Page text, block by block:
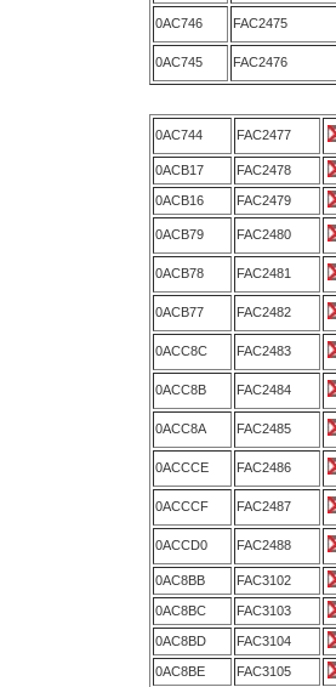
0AC746 FAC2475
0AC745 FAC2476
0AC744 FAC2477
0ACB17 FAC2478
0ACB16 FAC2479
0ACB79 FAC2480
0ACB78 FAC2481
0ACB77 FAC2482
0ACC8C FAC2483
0ACC8B FAC2484
0ACC8A FAC2485
0ACCCE FAC2486
0ACCCF FAC2487
0ACCD0 FAC2488
0AC8BB FAC3102
0AC8BC FAC3103
0AC8BD FAC3104
0AC8BE FAC3105